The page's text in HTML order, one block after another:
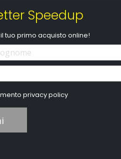
Speedup
tuo primo acquisto online!
privacy policy